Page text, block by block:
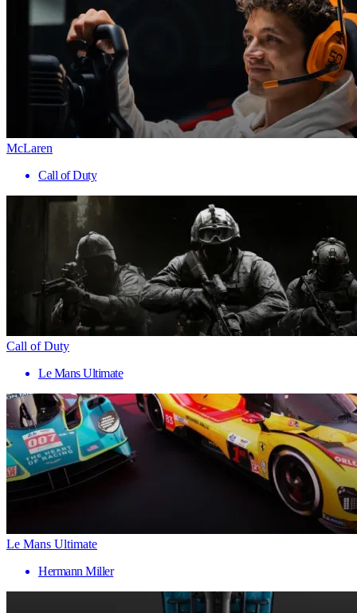
McLaren
Call of Duty
Call of Duty
Le Mans Ultimate
Le Mans Ultimate
Hermann Miller